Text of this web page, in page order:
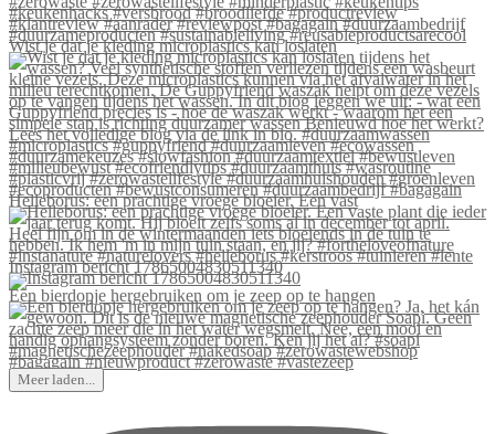
Wist je dat je kleding microplastics kan loslaten
Helleborus: een prachtige vroege bloeier. Een vast
Instagram bericht 17865004830511340
Een bierdopje hergebruiken om je zeep op te hangen
Meer laden...